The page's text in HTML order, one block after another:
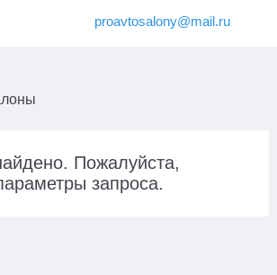
proavtosalony@mail.ru
Пожалуйста,
запроса.